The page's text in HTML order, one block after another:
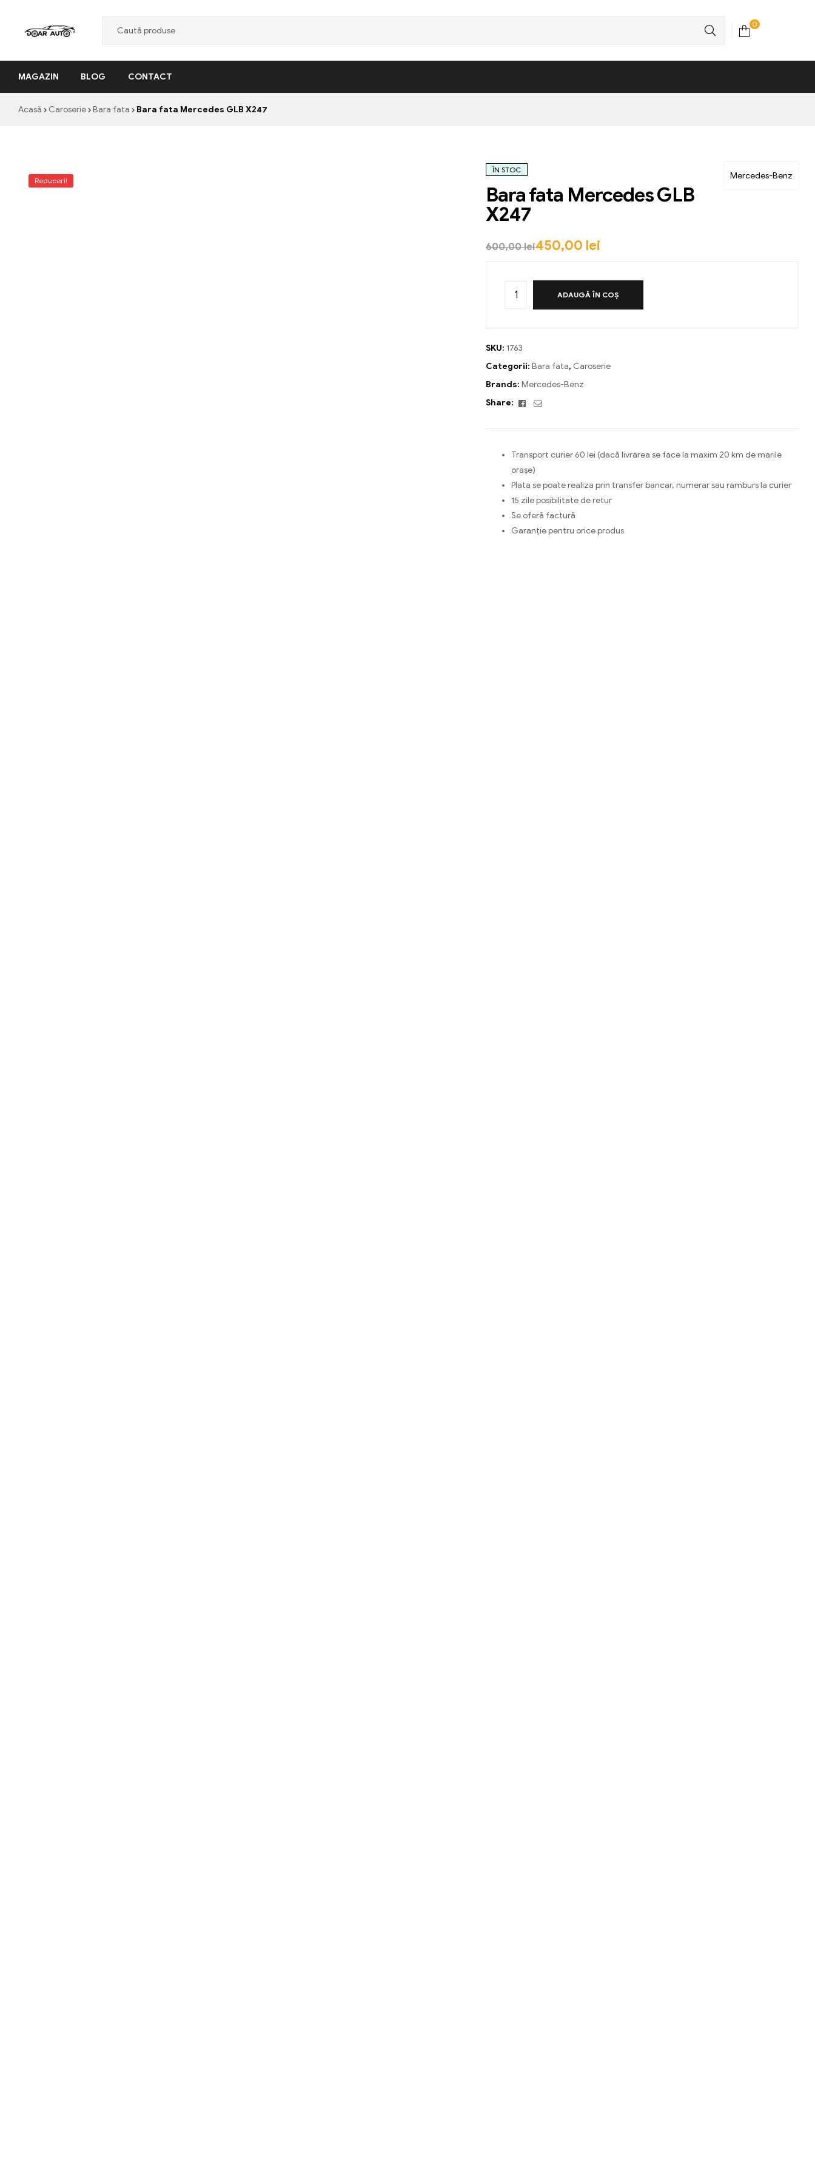
Auto
"Nascut
profesionalism"
0
MAGAZIN BLOG CONTACT
Acasă Caroserie Bara fata Bara fata Mercedes GLB X247
Reduceri! Mercedes-Benz
ÎN STOC
Bara fata Mercedes GLB
X247
600,00lei450,00 lei
ADAUGĂ ÎN COȘ
SKU: 1763
Categorii: Bara fata, Caroserie
Brands: Mercedes-Benz
Share:
Facebook
Email
Transport curier 60 lei (dacă livrarea se face la maxim 20 km de marile
orașe)
Plata se poate realiza prin transfer bancar, numerar sau ramburs la curier
15 zile posibilitate de retur
Se oferă factură
Garanție pentru orice produs